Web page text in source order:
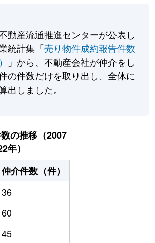
動産流通推進センターが公表し
統計集「売り物件成約報告件数
」から、不動産会社が仲介をし
の件数だけを取り出し、全体に
出しました。
の推移（2007
年）
仲介件数（件）
36
60
45